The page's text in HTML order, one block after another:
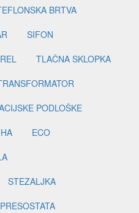
BRTVA
SIFON
TLAČNA SKLOPKA
PODLOŠKE
ECO
STEZALJKA